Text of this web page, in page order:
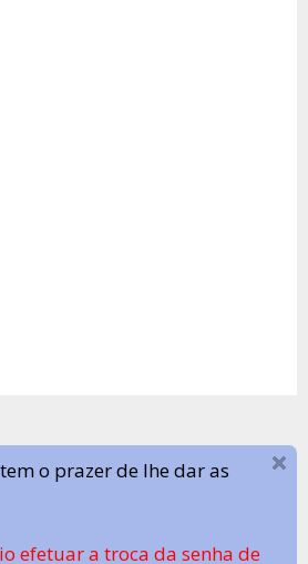
tem o prazer de lhe dar as
efetuar a troca da senha de